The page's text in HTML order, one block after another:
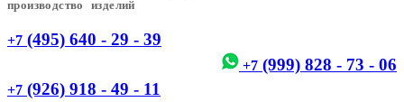
производство изделий
+7 (495) 640 - 29 - 39
+7 (999) 828 - 73 - 06
+7 (926) 918 - 49 - 11